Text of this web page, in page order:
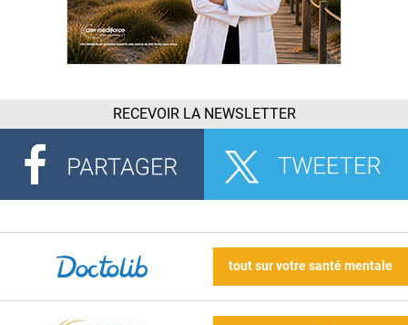
RECEVOIR LA NEWSLETTER
tout sur votre santé mentale